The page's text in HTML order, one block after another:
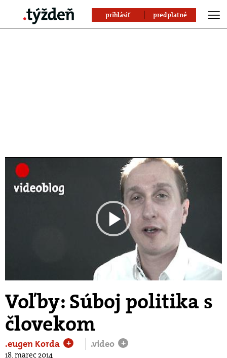
prihlásiť predplatné
Play
Video
Voľby: Súboj politika s
človekom
.eugen Korda + .video +
18. marec 2014